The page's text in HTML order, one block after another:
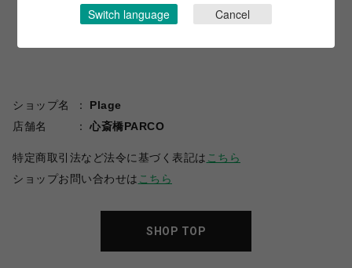
ショップ名
Plage
店舗名
心斎橋PARCO
特定商取引法など法令に基づく表記は こちら
ショップお問い合わせは こちら
SHOP TOP
Switch language Cancel